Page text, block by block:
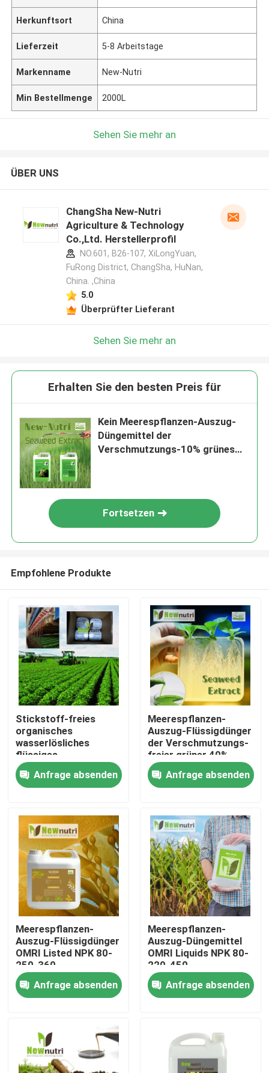
Nach Hause
Über uns
Produkte
Saures organisches Humindüngemittel
Aminosäure-organisches Düngemittel
Stickstoff-organisches Düngemittel
Kalium-Humate-Düngemittel
Meerespflanzen-Auszug-Pulver-Düngemittel
Saures Pulver Fulvic
Herkunftsort China
Lieferzeit 5-8 Arbeitstage
Markenname New-Nutri
Min Bestellmenge 2000L
Sehen Sie mehr an
ÜBER UNS
ChangSha New-Nutri
Agriculture & Technology
Co.,Ltd. Herstellerprofil
NO.601, B26-107, XiLongYuan,
FuRong District, ChangSha, HuNan,
China. ,China
5.0
Überprüfter Lieferant
Sehen Sie mehr an
Erhalten Sie den besten Preis für
Kein Meerespflanzen-Auszug-
Düngemittel der
Verschmutzungs-10% grünes
Fortsetzen
Empfohlene Produkte
Stickstoff-freies
organisches
wasserlösliches
flüssiges
Meerespflanzen-
Auszug-Düngemittel
Anfrage absenden
Meerespflanzen-
Auszug-Flüssigdünger
der Verschmutzungs-
freier grüner 40%
Anfrage absenden
Meerespflanzen-
Auszug-Flüssigdünger
OMRI Listed NPK 80-
250-360
Anfrage absenden
Meerespflanzen-
Auszug-Düngemittel
OMRI Liquids NPK 80-
220-450
Anfrage absenden